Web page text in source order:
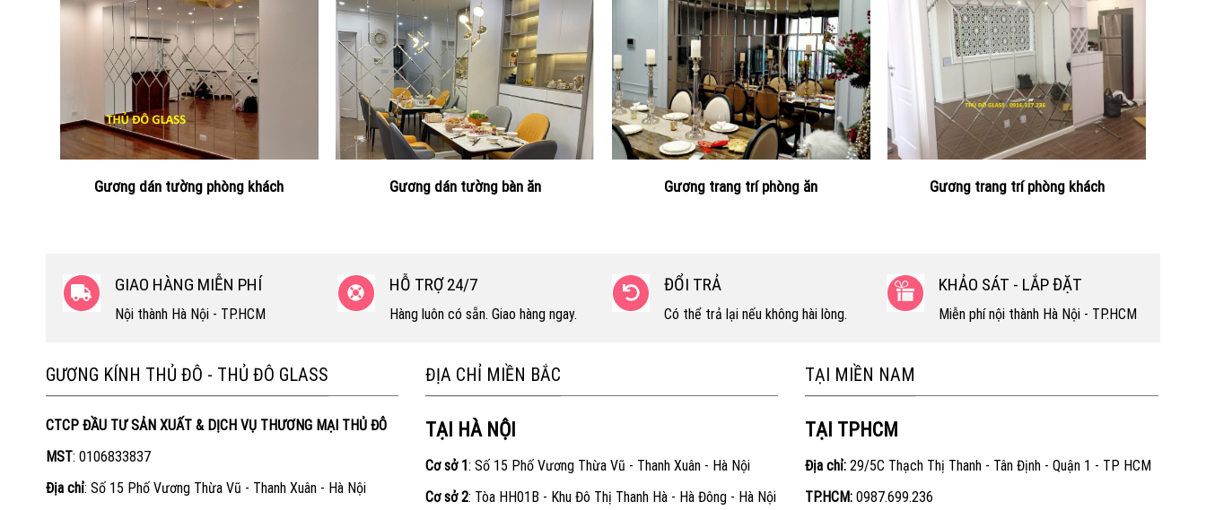
Gương dán tường phòng khách Gương dán tường bàn ăn Gương trang trí phòng ăn Gương trang trí phòng khách
GIAO HÀNG MIỄN PHÍ
Nội thành Hà Nội - TP.HCM
HỖ TRỢ 24/7
Hàng luôn có sẵn. Giao hàng ngay.
ĐỔI TRẢ
Có thể trả lại nếu không hài lòng.
KHẢO SÁT - LẮP ĐẶT
Miễn phí nội thành Hà Nội - TP.HCM
GƯƠNG KÍNH THỦ ĐÔ - THỦ ĐÔ GLASS
CTCP ĐẦU TƯ SẢN XUẤT & DỊCH VỤ THƯƠNG MẠI THỦ ĐÔ
MST: 0106833837
Địa chỉ: Số 15 Phố Vương Thừa Vũ - Thanh Xuân - Hà Nội
ĐỊA CHỈ MIỀN BẮC
TẠI HÀ NỘI
Cơ sở 1 : Số 15 Phố Vương Thừa Vũ - Thanh Xuân - Hà Nội
Cơ sở 2: Tòa HH01B - Khu Đô Thị Thanh Hà - Hà Đông - Hà Nội
TẠI MIỀN NAM
TẠI TPHCM
Địa chỉ: 29/5C Thạch Thị Thanh - Tân Định - Quận 1 - TP HCM
TP.HCM: 0987.699.236